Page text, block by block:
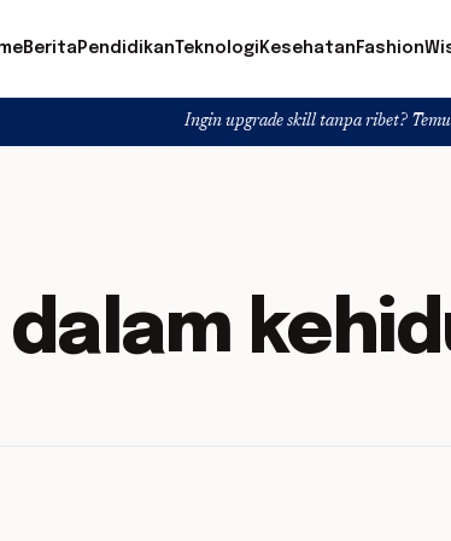
Berita PendidikanTeknologi Kesehatan Fashion
Ingin upgrade skill tanpa ribet? Temukan kelas